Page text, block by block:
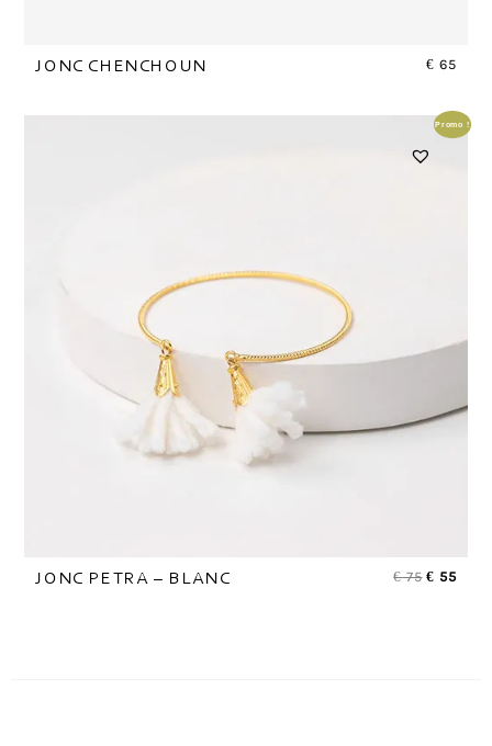
JONC CHENCHOUN € 65
Promo !
JONC PETRA – BLANC €75 € 55